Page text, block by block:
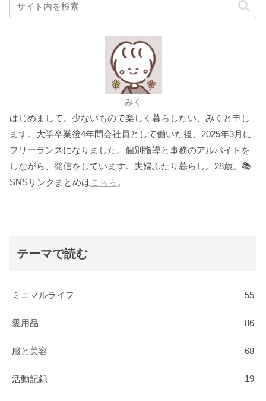
みく
はじめまして。少ないもので楽しく暮らしたい、みくと申し
ます。大学卒業後4年間会社員として働いた後、2025年3月に
フリーランスになりました。個別指導と事務のアルバイトを
しながら、発信をしています。夫婦ふたり暮らし。28歳。📚
SNSリンクまとめはこちら 。
テーマで読む
ミニマルライフ 55
愛用品 86
服と美容 68
活動記録 19